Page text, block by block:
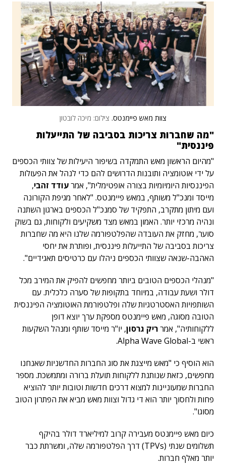
צוות מאש פיימנטס. צילום: מיכה לובטון
"מה שחברות צריכות בסביבה של התייעלות
פיננסית"
"מהיום הראשון מאש התמקדה בשיפור היעילות של צוותי הכספים
על ידי אוטומציה ותובנות הדרושים להם כדי לנהל את הפעולות
הפיננסיות היומיומיות בצורה אופטימלית", אמרעודד זהבי,
מייסד ומנכ"ל משותף, במאש פיימנטס. "לאחר מגיפת הקורונה
ועם מיתון מתקרב, התפקיד של סמנכ"ל הכספים בארגון השתנה
ונהיה מרכזי יותר. האמון במאש מצד משקיעים ולקוחות, גם בשוק
סוער, מחזק את העובדה שהפלטפורמה שלנו היא מה שחברות
צריכות בסביבה של התייעלות פיננסית, ופותרת את יחסי
האהבה-שנאה שצוותי הכספים ניהלו עם כרטיסים תאגידיים".
"מנהלי הכספים הטובים ביותר מחפשים להפיק את המירב מכל
דולר ושעת עבודה, במיוחד בתקופות של סערה כלכלית. עם
השותפויות האסטרטגיות שלה ופלטפורמת האוטומציה הפיננסית
הטובה מסוגה, מאש פיימנטס מספקת ערך יוצא דופן
ללקוחותיה", אמרריק גרסון, יו"ר מייסד שותף ומנהל השקעות
ראשי ב-Alpha Wave Global.
הוא הוסיף כי "מאש מייצגת את סוג החברות החדשניות שאנחנו
מחפשים, כזאת שנותנת ללקוחות תועלת ברורה ומתמשכת. מספר
החברות שמעוניינות למצוא דרכים חדשות וטובות יותר להוציא
פחות ולחסוך יותר הוא די גדול וצוות מאש מביא את הפתרון הטוב
מסוגו".
כיום מאש פיימנטס מעבירה קרוב למיליארד דולר בהיקף
תשלומים שנתי (TPVs) דרך הפלטפורמה שלה, ומשרתת כבר
יותר מאלף חברות.